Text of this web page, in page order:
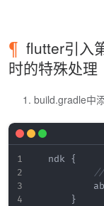
flutter引入
时的特殊处理
build.gradle中
	ndk
{
//
}